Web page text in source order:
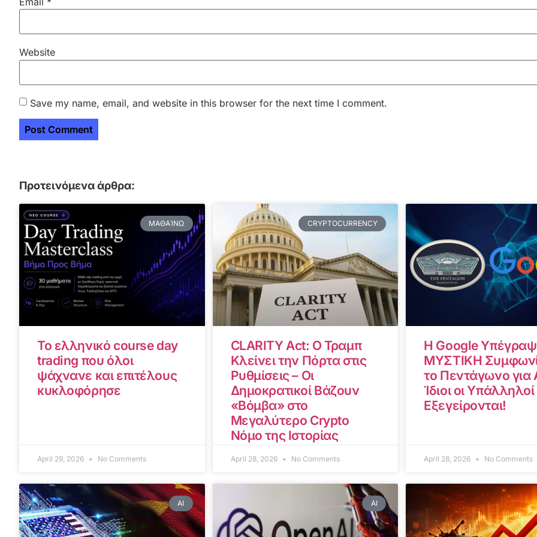
Website
Save my name, email, and website in this browser for the next time I comment.
Προτεινόμενα άρθρα:
ΜΑΘΑΊΝΩ
Το ελληνικό course day
trading που όλοι
ψάχνανε και επιτέλους
κυκλοφόρησε
April 29, 2026 No Comments
CRYPTOCURRENCY
CLARITY Act: Ο Τραμπ
Κλείνει την Πόρτα στις
Ρυθμίσεις – Οι
Δημοκρατικοί Βάζουν
«Βόμβα» στο
Μεγαλύτερο Crypto
Νόμο της Ιστορίας
April 28, 2026 No Comments
Η Google
ΜΥΣΤΙΚΗ
το Πεντάγωνο για
Ίδιοι οι
Εξεγείρονται!
April 28, 2026 No Comments
AI AI